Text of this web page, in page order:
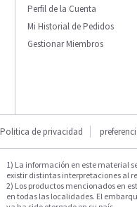
Perfil de la Cuenta
Mi Historial de Pedidos
Gestionar Miembros
Politica de privacidad
1) La información en este material
existir distintas interpretaciones al
2) Los productos mencionados en
en todas las localidades. El